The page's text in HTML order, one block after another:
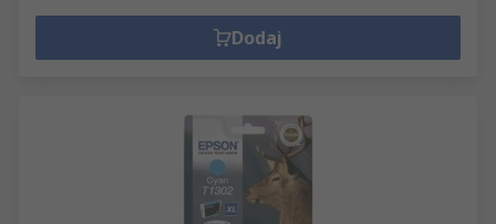
Dodaj